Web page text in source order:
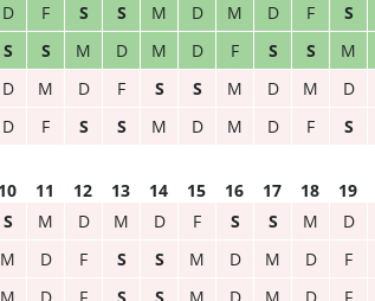
D F S S M D M D F S
S S M D M D F S S M
D M D F S S M D M D
D F S S M D M D F S
10 11 12 13 14 15 16 17 18 19
S M D M D F S S M D
M D F S S M D M D F